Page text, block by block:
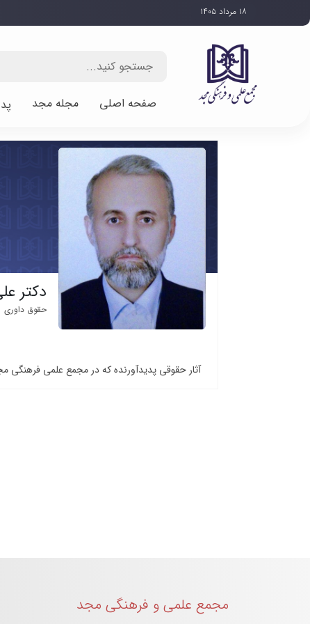
۱۸ مرداد ۱۴۰۵
صفحه اصلی مجله مجد
دکتر
حقوق داوری
آثار حقوقی پدیدآورنده که در مجمع علمی
مجمع علمی و فرهنگی مجد